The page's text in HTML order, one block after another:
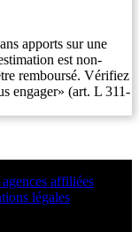
apports sur une
est non-
remboursé. Vérifiez
engager» (art. L 311-
affiliées
légales